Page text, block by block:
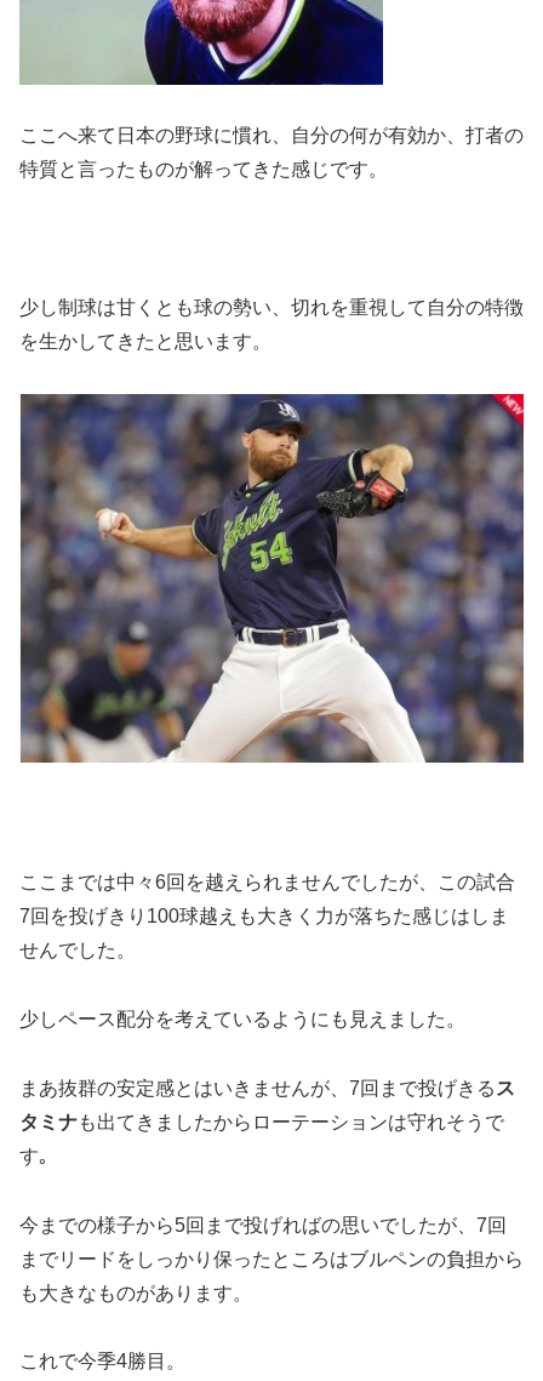
ここへ来て日本の野球に慣れ、自分の何が有効か、打者の
特質と言ったものが解ってきた感じです。
少し制球は甘くとも球の勢い、切れを重視して自分の特徴
を生かしてきたと思います。
ここまでは中々6回を越えられませんでしたが、この試合
7回を投げきり100球越えも大きく力が落ちた感じはしま
せんでした。
少しペース配分を考えているようにも見えました。
まあ抜群の安定感とはいきませんが、7回まで投げきる ス
タミナも出てきましたからローテーションは守れそうで
す｡
今までの様子から5回まで投げればの思いでしたが、7回
までリードをしっかり保ったところはブルペンの負担から
も大きなものがあります。
これで今季4勝目。